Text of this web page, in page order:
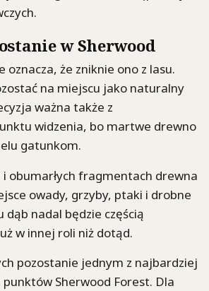
w Sherwood
oznacza, że zniknie ono z lasu.
na miejscu jako naturalny
ważna także z
widzenia, bo martwe drewno
gatunkom.
i obumarłych fragmentach drewna
owady, grzyby, ptaki i drobne
dąb nadal będzie częścią
w innej roli niż dotąd.
pozostanie jednym z najbardziej
Sherwood Forest. Dla